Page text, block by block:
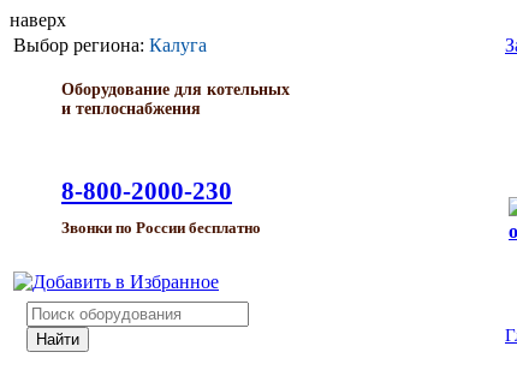
наверх
Выбор региона: Калуга
Оборудование для котельных
и теплоснабжения
8-800-2000-230
Звонки по России бесплатно